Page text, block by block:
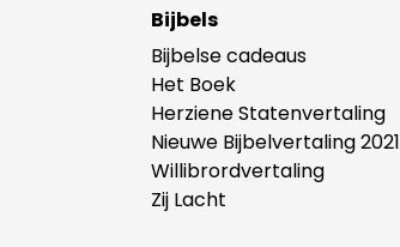
Bijbels
Bijbelse cadeaus
Het Boek
Herziene Statenvertaling
Nieuwe Bijbelvertaling 2021
Willibrordvertaling
Zij Lacht